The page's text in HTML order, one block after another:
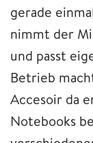
gerade
nimmt der
und passt
Betrieb
Accesoir da
Notebooks